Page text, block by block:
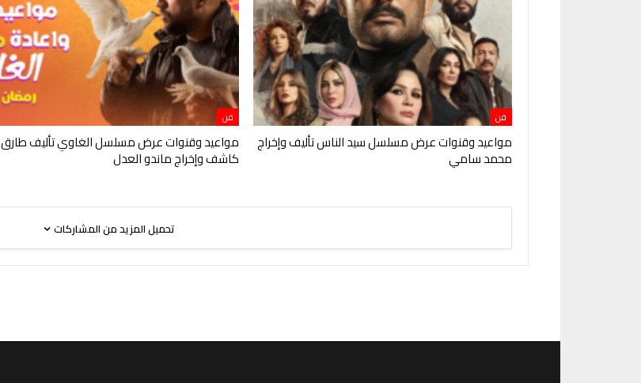
فن
مواعيد وقنوات عرض مسلسل سيد الناس تأليف وإخراج
محمد سامي
فن
مواعيد وقنوات عرض مسلسل الغاوي تأليف طارق
كاشف وإخراج ماندو العدل
تحميل المزيد من المشاركات